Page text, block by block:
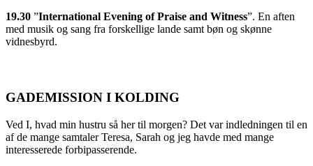
19.30 ”International Evening of Praise and Witness”. En aften
med musik og sang fra forskellige lande samt bøn og skønne
vidnesbyrd.
GADEMISSION I KOLDING
Ved I, hvad min hustru så her til morgen? Det var indledningen til en
af de mange samtaler Teresa, Sarah og jeg havde med mange
interesserede forbipasserende.